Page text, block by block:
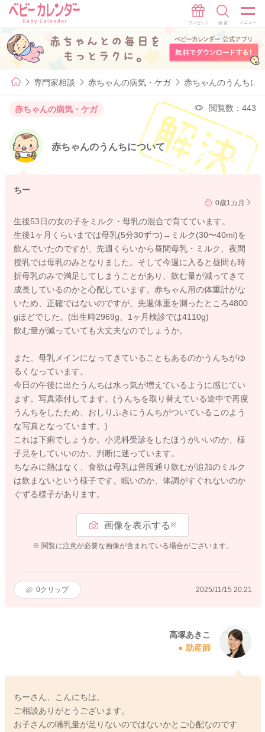
専門家相談 赤ちゃんの病気・ケガ 赤ちゃんのうんちに
赤ちゃんの病気・ケガ 閲覧数：443
赤ちゃんのうんちについて
ちー
0歳1カ月
生後53日の女の子をミルク・母乳の混合で育てています。
生後1ヶ月くらいまでは母乳(5分30ずつ)→ミルク(30〜40ml)を
飲んでいたのですが、先週くらいから昼間母乳・ミルク、夜間
授乳では母乳のみとなりました。そして今週に入ると昼間も時
折母乳のみで満足してしまうことがあり、飲む量が減ってきて
成長しているのかと心配しています。赤ちゃん用の体重計がな
いため、正確ではないのですが、先週体重を測ったところ4800
gほどでした。(出生時2969g、1ヶ月検診では4110g)
飲む量が減っていても大丈夫なのでしょうか。
また、母乳メインになってきていることもあるのかうんちがゆ
るくなっています。
今日の午後に出たうんちは水っ気が増えているように感じてい
ます。写真添付してます。(うんちを取り替えている途中で再度
うんちをしたため、おしりふきにうんちがついているこのよう
な写真となっています。)
これは下痢でしょうか。小児科受診をしたほうがいいのか、様
子見をしていいのか。判断に迷っています。
ちなみに熱はなく、食欲は母乳は普段通り飲むが追加のミルク
は飲まないという様子です。眠いのか、体調がすぐれないのか
ぐずる様子があります。
画像を表示する※
※ 閲覧に注意が必要な画像が含まれている場合がございます。
0クリップ 2025/11/15 20:21
高塚あきこ
助産師
ちーさん、こんにちは。
ご相談ありがとうございます。
お子さんの哺乳量が足りないのではないかとご心配なのです